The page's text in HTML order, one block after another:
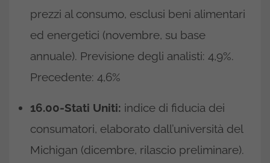
prezzi al consumo, esclusi beni alimentari
ed energetici (novembre, su base
annuale). Previsione degli analisti: 4,9%.
Precedente: 4,6%
16.00-Stati Uniti: indice di fiducia dei
consumatori, elaborato dall’università del
Michigan (dicembre, rilascio preliminare).